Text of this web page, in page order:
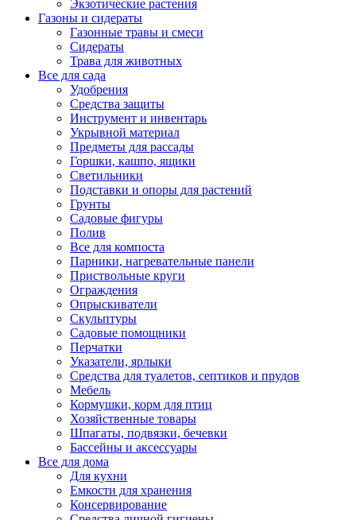
Экзотические растения
Газоны и сидераты
Газонные травы и смеси
Сидераты
Трава для животных
Все для сада
Удобрения
Средства защиты
Инструмент и инвентарь
Укрывной материал
Предметы для рассады
Горшки, кашпо, ящики
Светильники
Подставки и опоры для растений
Грунты
Садовые фигуры
Полив
Все для компоста
Парники, нагревательные панели
Приствольные круги
Ограждения
Опрыскиватели
Скульптуры
Садовые помощники
Перчатки
Указатели, ярлыки
Средства для туалетов, септиков и прудов
Мебель
Кормушки, корм для птиц
Хозяйственные товары
Шпагаты, подвязки, бечевки
Бассейны и аксессуары
Все для дома
Для кухни
Емкости для хранения
Консервирование